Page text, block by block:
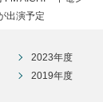
出演予定
2023年度
2019年度